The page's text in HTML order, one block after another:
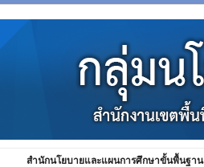
สำนักนโยบายและแผนการศึกษาขั้นพื้นฐาน